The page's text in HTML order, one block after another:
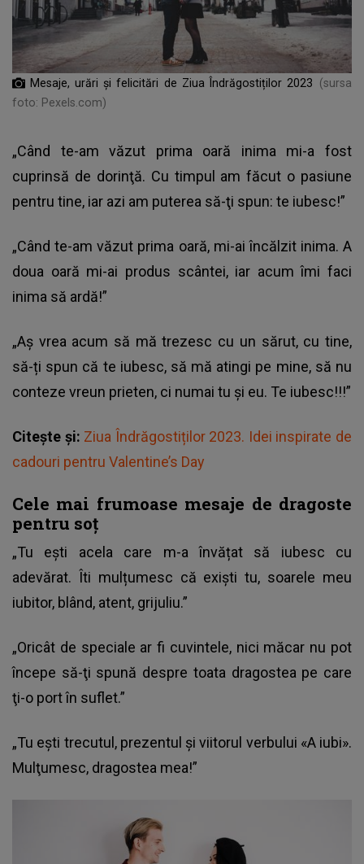
Mesaje, urări și felicitări de Ziua Îndrăgostiților 2023
(sursa
foto: Pexels.com)
„Când te-am văzut prima oară inima mi-a fost
cuprinsă de dorinţă. Cu timpul am făcut o pasiune
pentru tine, iar azi am puterea să-ţi spun: te iubesc!”
„Când te-am văzut prima oară, mi-ai încălzit inima. A
doua oară mi-ai produs scântei, iar acum îmi faci
inima să ardă!”
„Aș vrea acum să mă trezesc cu un sărut, cu tine,
să-ți spun că te iubesc, să mă atingi pe mine, să nu
conteze vreun prieten, ci numai tu și eu. Te iubesc!!!”
Citește și: Ziua Îndrăgostiților 2023. Idei inspirate de
cadouri pentru Valentine’s Day
Cele mai frumoase mesaje de dragoste
pentru soț
„Tu ești acela care m-a învățat să iubesc cu
adevărat. Îti mulțumesc că exiști tu, soarele meu
iubitor, blând, atent, grijuliu.”
„Oricât de speciale ar fi cuvintele, nici măcar nu pot
începe să-ţi spună despre toata dragostea pe care
ţi-o port în suflet.”
„Tu eşti trecutul, prezentul şi viitorul verbului «A iubi».
Mulţumesc, dragostea mea!”